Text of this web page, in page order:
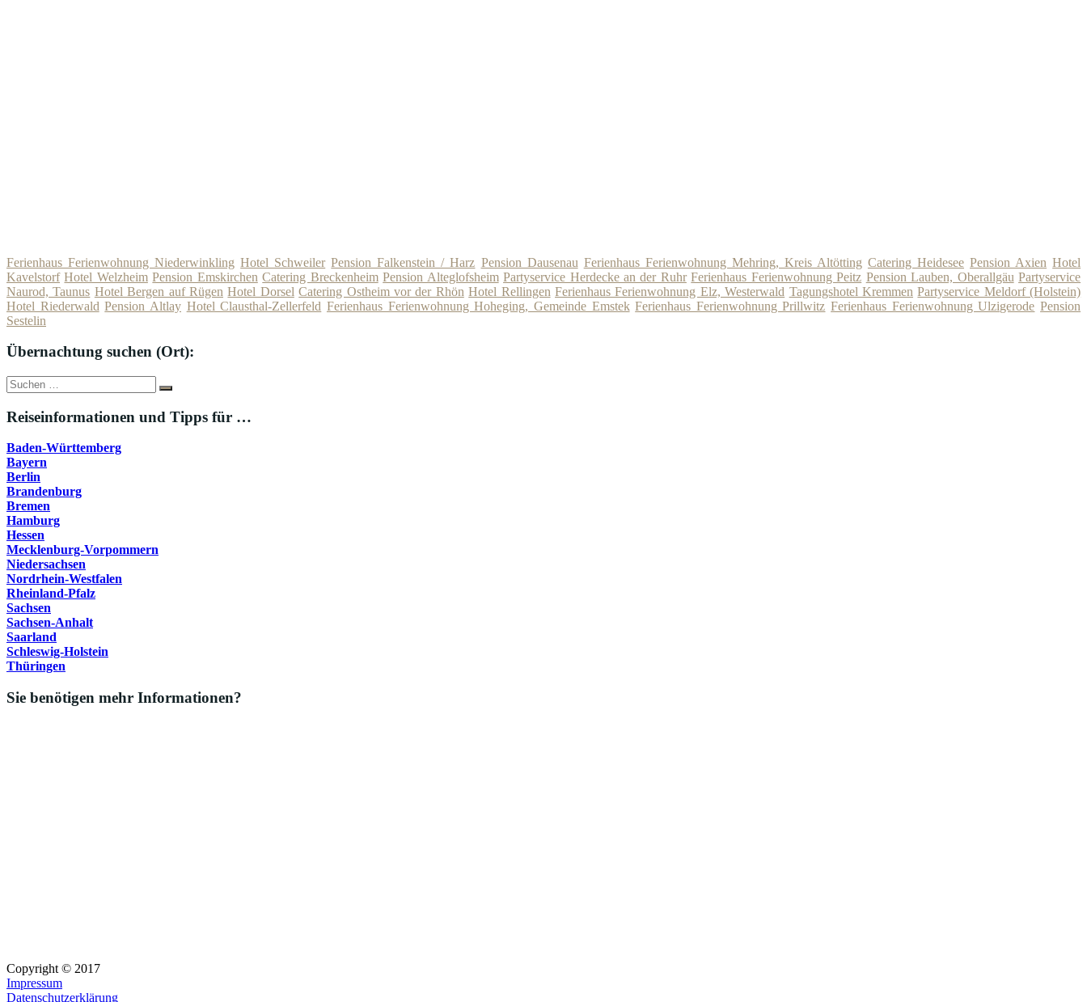
Ferienhaus Ferienwohnung Niederwinkling Hotel Schweiler Pension Falkenstein / Harz Pension Dausenau Ferienhaus Ferienwohnung Mehring, Kreis Altötting Catering Heidesee Pension Axien Hotel
Kavelstorf Hotel Welzheim Pension Emskirchen Catering Breckenheim Pension Alteglofsheim Partyservice Herdecke an der Ruhr Ferienhaus Ferienwohnung Peitz Pension Lauben, Oberallgäu Partyservice
Naurod, Taunus Hotel Bergen auf Rügen Hotel Dorsel Catering Ostheim vor der Rhön Hotel Rellingen Ferienhaus Ferienwohnung Elz, Westerwald Tagungshotel Kremmen Partyservice Meldorf (Holstein)
Hotel Riederwald Pension Altlay Hotel Clausthal-Zellerfeld Ferienhaus Ferienwohnung Hoheging, Gemeinde Emstek Ferienhaus Ferienwohnung Prillwitz Ferienhaus Ferienwohnung Ulzigerode Pension
Sestelin
Übernachtung suchen (Ort):
Suche
nach:
Suchen
Reiseinformationen und Tipps für …
Baden-Württemberg
Bayern
Berlin
Brandenburg
Bremen
Hamburg
Hessen
Mecklenburg-Vorpommern
Niedersachsen
Nordrhein-Westfalen
Rheinland-Pfalz
Sachsen
Sachsen-Anhalt
Saarland
Schleswig-Holstein
Thüringen
Sie benötigen mehr Informationen?
Copyright © 2017
Impressum
Datenschutzerklärung